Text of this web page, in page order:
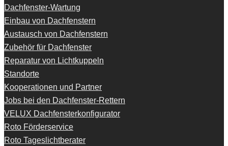
Dachfenster-Wartung
Einbau von Dachfenstern
Austausch von Dachfenstern
Zubehör für Dachfenster
Reparatur von Lichtkuppeln
Standorte
Kooperationen und Partner
Jobs bei den Dachfenster-Rettern
VELUX Dachfensterkonfigurator
Roto Förderservice
Roto Tageslichtberater